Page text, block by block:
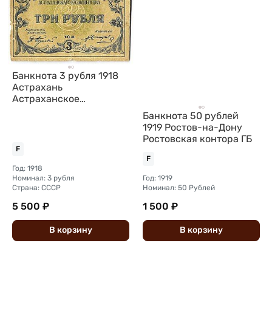
Банкнота 3 рубля 1918
Астрахань
Астраханское
F
Год: 1918
Номинал: 3 рубля
Страна: СССР
5 500 ₽
В корзину
Банкнота 50 рублей
1919 Ростов-на-Дону
Ростовская контора ГБ
F
Год: 1919
Номинал: 50 Рублей
1 500 ₽
В корзину